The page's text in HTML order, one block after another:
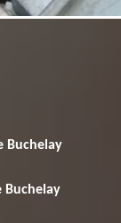
Buchelay
Buchelay